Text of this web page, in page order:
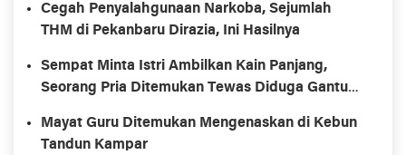
Cegah Penyalahgunaan Narkoba, Sejumlah
THM di Pekanbaru Dirazia, Ini Hasilnya
Sempat Minta Istri Ambilkan Kain Panjang,
Seorang Pria Ditemukan Tewas Diduga Gantung
Mayat Guru Ditemukan Mengenaskan di Kebun
Tandun Kampar